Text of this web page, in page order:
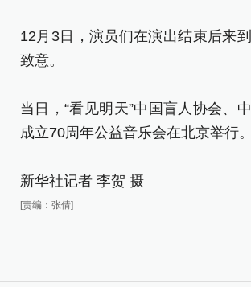
12月3日，演员们在演出结束后来
致意。
当日，“看见明天”中国盲人协会、
成立70周年公益音乐会在北京举行。
新华社记者 李贺 摄
[责编：张倩]